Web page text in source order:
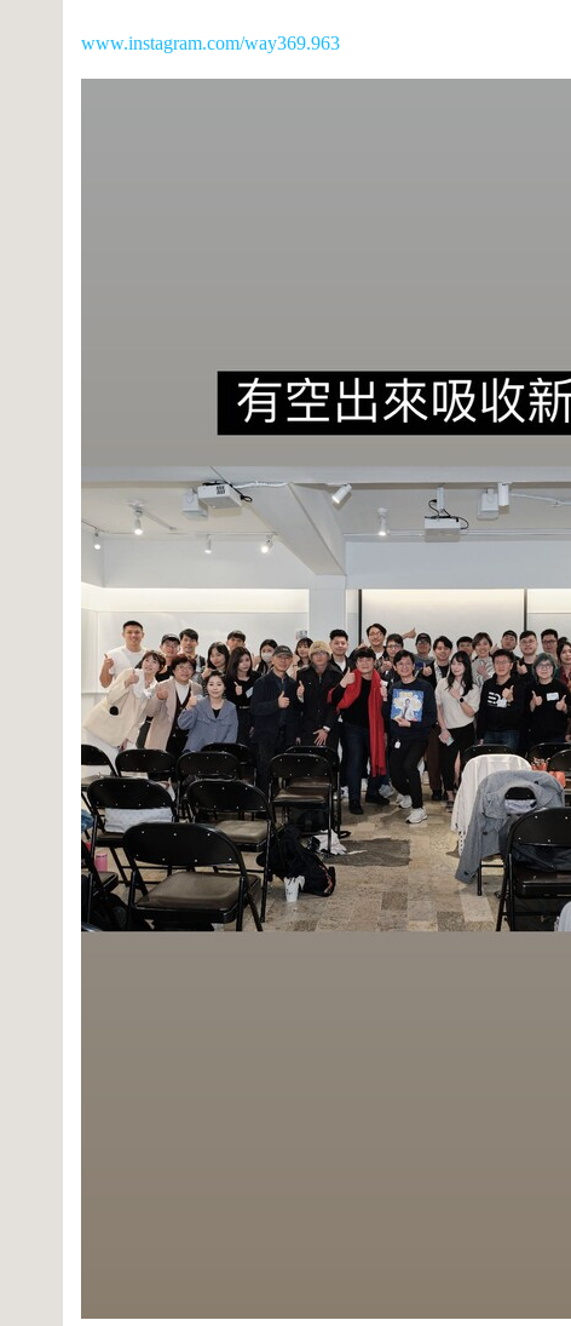
www.instagram.com/way369.963